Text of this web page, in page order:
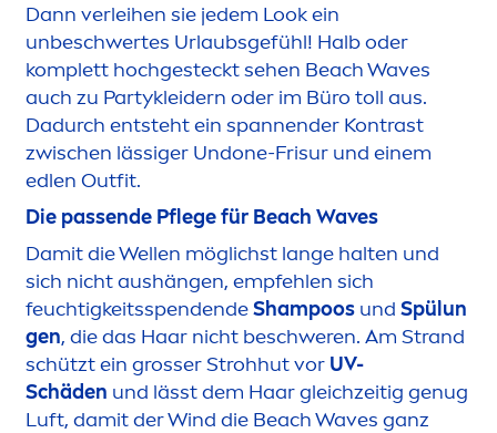
Dann verleihen sie jedem Look ein
unbeschwertes Urlaubsgefühl! Halb oder
komplett hochgesteckt sehen Beach Waves
auch zu Partykleidern oder im Büro toll aus.
Dadurch entsteht ein spannender Kontrast
zwischen lässiger Undone-Frisur und einem
edlen Outfit.
Die passende Pflege für Beach Waves
Damit die Wellen möglichst lange halten und
sich nicht aushängen, empfehlen sich
feuchtigkeitsspendendeShampoos und Spülun
gen, die das Haar nicht beschweren. Am Strand
schützt ein grosser Strohhut vor UV-
Schäden und lässt dem Haar gleichzeitig genug
Luft, damit der Wind die Beach Waves ganz